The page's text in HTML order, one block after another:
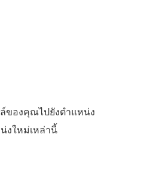
ของคุณไปยังตำแหน่ง
งใหม่เหล่านี้